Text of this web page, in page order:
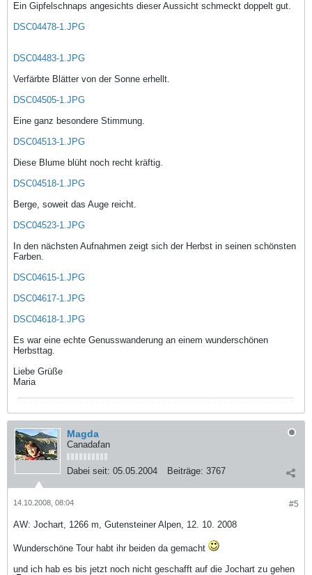
Ein Gipfelschnaps angesichts dieser Aussicht schmeckt doppelt gut.
DSC04478-1.JPG
DSC04483-1.JPG
Verfärbte Blätter von der Sonne erhellt.
DSC04505-1.JPG
Eine ganz besondere Stimmung.
DSC04513-1.JPG
Diese Blume blüht noch recht kräftig.
DSC04518-1.JPG
Berge, soweit das Auge reicht.
DSC04523-1.JPG
In den nächsten Aufnahmen zeigt sich der Herbst in seinen schönsten
Farben.
DSC04615-1.JPG
DSC04617-1.JPG
DSC04618-1.JPG
Es war eine echte Genusswanderung an einem wunderschönen
Herbsttag.
Liebe Grüße
Maria
Magda
Canadafan
Dabei seit: 05.05.2004 Beiträge: 3767
#5
14.10.2008, 08:04
AW: Jochart, 1266 m, Gutensteiner Alpen, 12. 10. 2008
Wunderschöne Tour habt ihr beiden da gemacht
und ich hab es bis jetzt noch nicht geschafft auf die Jochart zu gehen